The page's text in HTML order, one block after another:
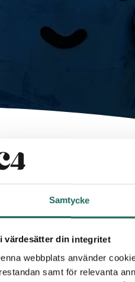
Samtycke
värdesätter din integritet
webbplats använder
samt för relevanta
C4 Shopping! Den 3-5 april